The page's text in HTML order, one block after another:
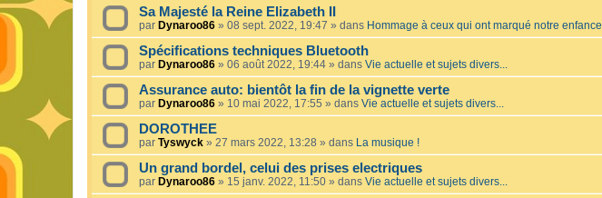
Sa Majesté la Reine Elizabeth II
par Dynaroo86 » 08 sept. 2022, 19:47 » dans Hommage à ceux qui ont marqué notre enfance
Spécifications techniques Bluetooth
par Dynaroo86 » 06 août 2022, 19:44 » dans Vie actuelle et sujets divers...
Assurance auto: bientôt la fin de la vignette verte
par Dynaroo86 » 10 mai 2022, 17:55 » dans Vie actuelle et sujets divers...
DOROTHEE
par Tyswyck » 27 mars 2022, 13:28 » dans La musique !
Un grand bordel, celui des prises electriques
par Dynaroo86 » 15 janv. 2022, 11:50 » dans Vie actuelle et sujets divers...